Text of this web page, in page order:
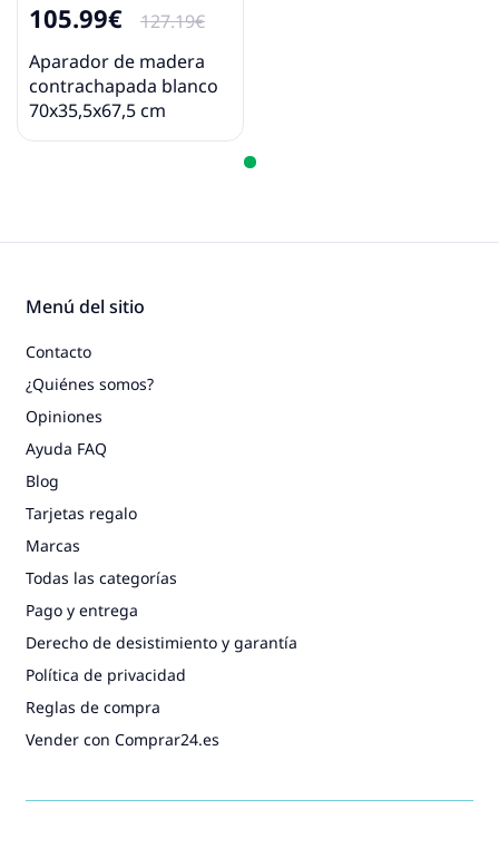
105.99€
127.19€
Aparador de madera
contrachapada blanco
70x35,5x67,5 cm
Menú del sitio
Contacto
¿Quiénes somos?
Opiniones
Ayuda FAQ
Blog
Tarjetas regalo
Marcas
Todas las categorías
Pago y entrega
Derecho de desistimiento y garantía
Política de privacidad
Reglas de compra
Vender con Comprar24.es